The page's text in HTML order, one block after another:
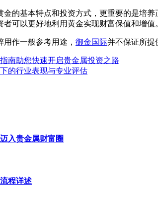
的基本特点和投资方式，更重要的是培
可以更好地利用黄金实现财富保值和增
作一般参考用途， 御金国际并不保证所提
南助您快速开启贵金属投资之路
的行业表现与专业评估
入贵金属财富圈
程详述